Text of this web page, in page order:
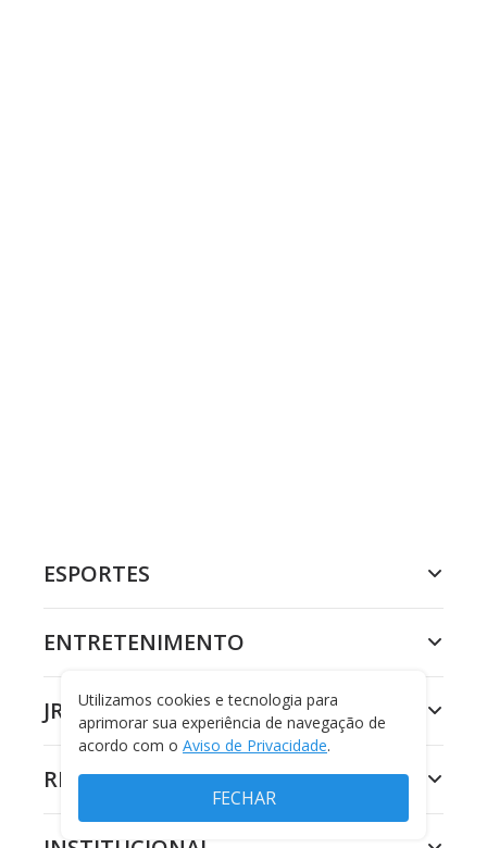
ESPORTES
ENTRETENIMENTO
JR 24H
RECORD
Utilizamos cookies e tecnologia para
aprimorar sua experiência de navegação de
acordo com o Aviso de Privacidade.
FECHAR